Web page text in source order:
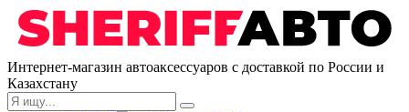
Интернет-магазин автоаксессуаров с доставкой по России и
Казахстану